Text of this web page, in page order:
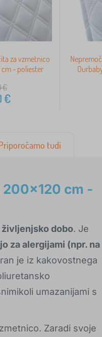
za vzmetnico
- poliester
€
€
tudi
cm -
dobo. Je
za alergijami (npr. na
je iz kakovostnega
umazanijami s
Zaradi svoje